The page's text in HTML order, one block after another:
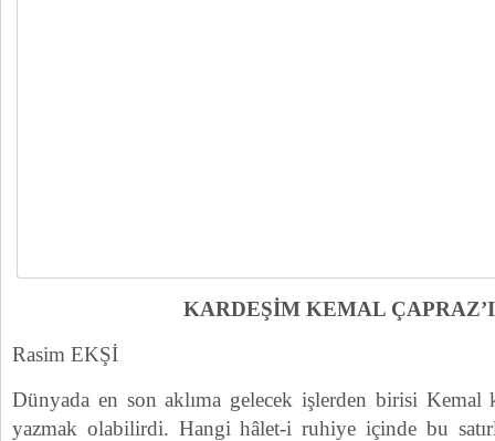
KARDEŞİM KEMAL
Rasim EKŞİ
Dünyada en son aklıma gelecek işlerden birisi Kemal
yazmak olabilirdi. Hangi hâlet-i ruhiye içinde bu